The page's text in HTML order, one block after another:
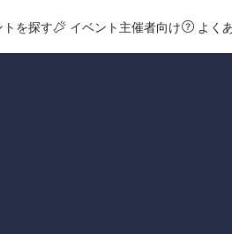
トを探す イベント主催者向け よく